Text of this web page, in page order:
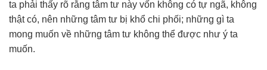
ta phải thấy rõ rằng tâm tư này vốn không có tự ngã, không
thật có, nên những tâm tư bị khổ chi phối; những gì ta
mong muốn về những tâm tư không thể được như ý ta
muốn.